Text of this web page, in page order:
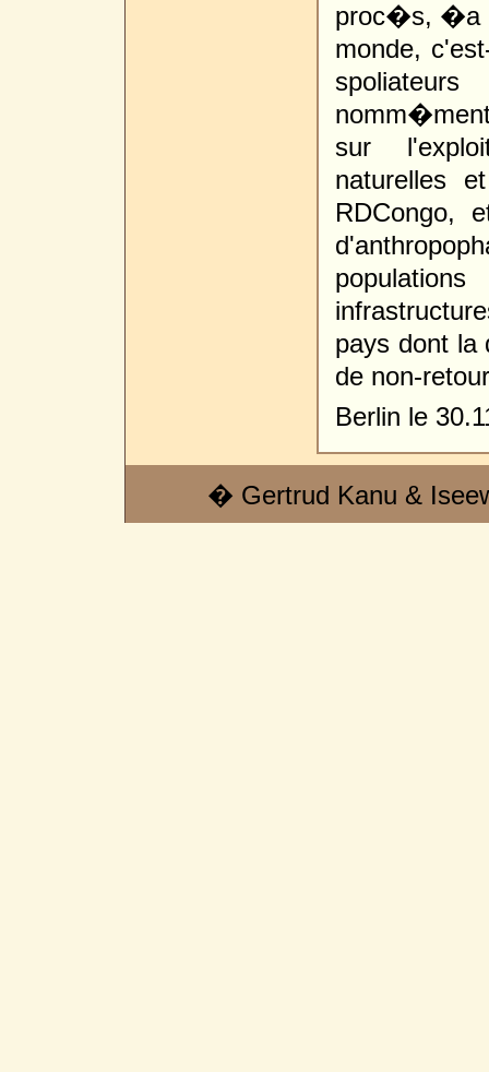
proc�s, �a
monde,
sur
naturelles
RDCongo,
pays dont la
de non-
Berlin le
� Gertrud Kanu &